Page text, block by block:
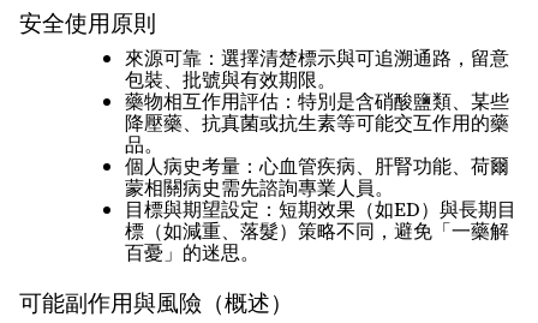
安全使用原則
來源可靠：選擇清楚標示與可追溯通路，留意
包裝、批號與有效期限。
藥物相互作用評估：特別是含硝酸鹽類、某些
降壓藥、抗真菌或抗生素等可能交互作用的藥
品。
個人病史考量：心血管疾病、肝腎功能、荷爾
蒙相關病史需先諮詢專業人員。
目標與期望設定：短期效果（如ED）與長期目
標（如減重、落髮）策略不同，避免「一藥解
百憂」的迷思。
可能副作用與風險（概述）